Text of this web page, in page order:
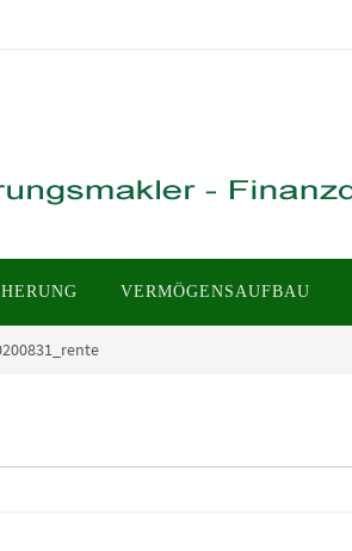
VERMÖGENSAUFBAU